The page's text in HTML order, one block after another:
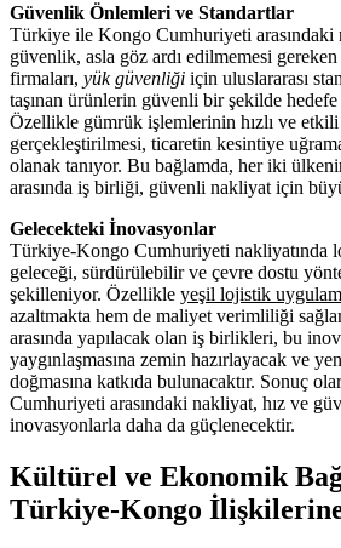
Güvenlik Önlemleri ve Standartlar
Türkiye ile Kongo Cumhuriyeti arasındaki
güvenlik, asla göz ardı edilmemesi
firmaları, yük güvenliği için uluslararası
taşınan ürünlerin güvenli bir şekilde hedefe
Özellikle gümrük işlemlerinin hızlı ve
gerçekleştirilmesi, ticaretin kesintiye
olanak tanıyor. Bu bağlamda, her iki
arasında iş birliği, güvenli nakliyat için
Gelecekteki İnovasyonlar
Türkiye-Kongo Cumhuriyeti nakliyatında
geleceği, sürdürülebilir ve çevre dostu
şekilleniyor. Özellikle yeşil lojistik
azaltmakta hem de maliyet verimliliği
arasında yapılacak olan iş birlikleri, bu
yaygınlaşmasına zemin hazırlayacak ve
doğmasına katkıda bulunacaktır. Sonuç
Cumhuriyeti arasındaki nakliyat, hız ve
inovasyonlarla daha da güçlenecektir.
Kültürel ve Ekonomik
Türkiye-Kongo